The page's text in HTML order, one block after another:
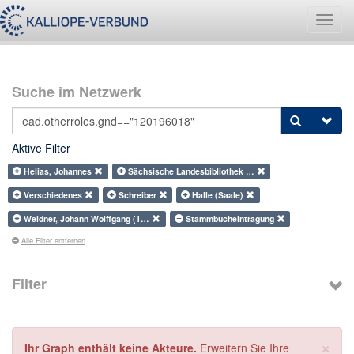
Suche im Netzwerk
Aktive Filter
Helias, Johannes
Sächsische Landesbibliothek …
Verschiedenes
Schreiber
Halle (Saale)
Weidner, Johann Wolffgang (1…
Stammbucheintragung
Alle Filter entfernen
Filter
×
Ihr Graph enthält keine Akteure. Erweitern Sie Ihre